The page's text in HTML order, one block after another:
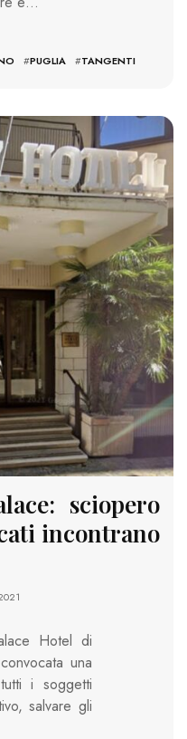
#PUGLIA #TANGENTI
sciopero
incontrano
Hotel di
una
i soggetti
salvare gli